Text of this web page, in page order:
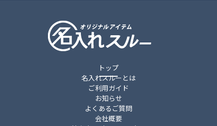
トップ
名入れスルーとは
ご利用ガイド
お知らせ
よくあるご質問
会社概要